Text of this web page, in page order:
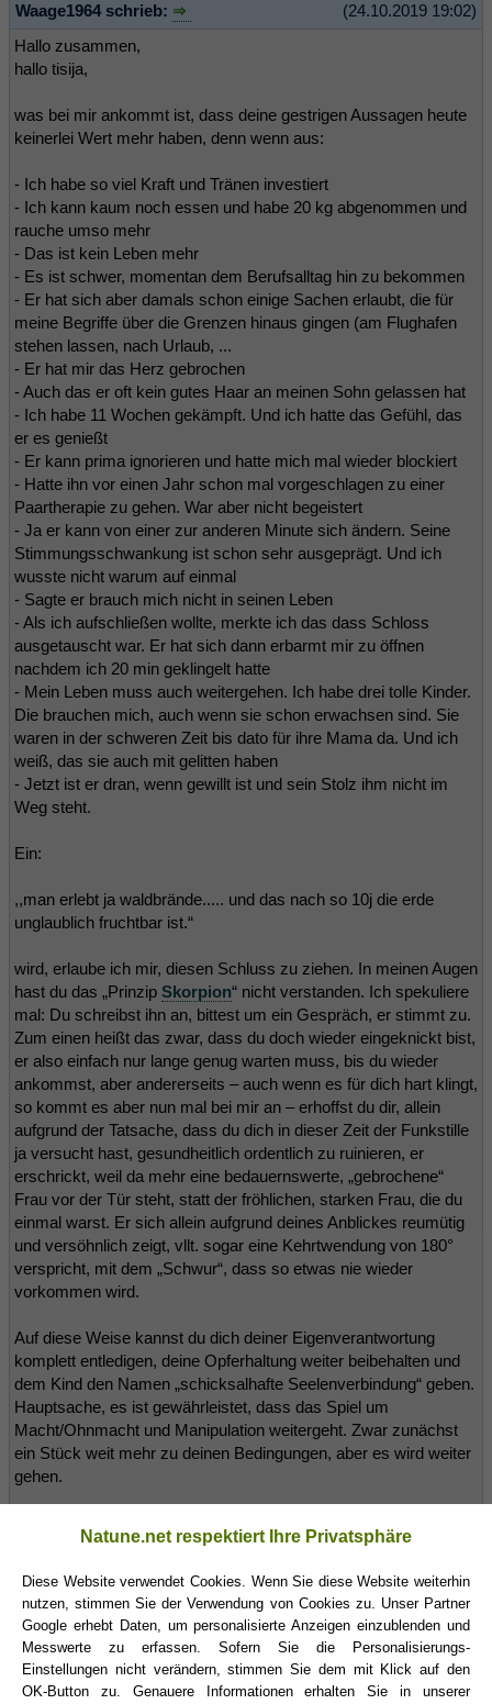
(24.10.2019 19:02)
Waage1964 schrieb:
Hallo zusammen,
hallo tisija,
was bei mir ankommt ist, dass deine gestrigen Aussagen heute
keinerlei Wert mehr haben, denn wenn aus:
- Ich habe so viel Kraft und Tränen investiert
- Ich kann kaum noch essen und habe 20 kg abgenommen und
rauche umso mehr
- Das ist kein Leben mehr
- Es ist schwer, momentan dem Berufsalltag hin zu bekommen
- Er hat sich aber damals schon einige Sachen erlaubt, die für
meine Begriffe über die Grenzen hinaus gingen (am Flughafen
stehen lassen, nach Urlaub, ...
- Er hat mir das Herz gebrochen
- Auch das er oft kein gutes Haar an meinen Sohn gelassen hat
- Ich habe 11 Wochen gekämpft. Und ich hatte das Gefühl, das
er es genießt
- Er kann prima ignorieren und hatte mich mal wieder blockiert
- Hatte ihn vor einen Jahr schon mal vorgeschlagen zu einer
Paartherapie zu gehen. War aber nicht begeistert
- Ja er kann von einer zur anderen Minute sich ändern. Seine
Stimmungsschwankung ist schon sehr ausgeprägt. Und ich
wusste nicht warum auf einmal
- Sagte er brauch mich nicht in seinen Leben
- Als ich aufschließen wollte, merkte ich das dass Schloss
ausgetauscht war. Er hat sich dann erbarmt mir zu öffnen
nachdem ich 20 min geklingelt hatte
- Mein Leben muss auch weitergehen. Ich habe drei tolle Kinder.
Die brauchen mich, auch wenn sie schon erwachsen sind. Sie
waren in der schweren Zeit bis dato für ihre Mama da. Und ich
weiß, das sie auch mit gelitten haben
- Jetzt ist er dran, wenn gewillt ist und sein Stolz ihm nicht im
Weg steht.
Ein:
,,man erlebt ja waldbrände..... und das nach so 10j die erde
unglaublich fruchtbar ist.“
wird, erlaube ich mir, diesen Schluss zu ziehen. In meinen Augen
hast du das „Prinzip Skorpion“ nicht verstanden. Ich spekuliere
mal: Du schreibst ihn an, bittest um ein Gespräch, er stimmt zu.
Zum einen heißt das zwar, dass du doch wieder eingeknickt bist,
er also einfach nur lange genug warten muss, bis du wieder
ankommst, aber andererseits – auch wenn es für dich hart klingt,
so kommt es aber nun mal bei mir an – erhoffst du dir, allein
aufgrund der Tatsache, dass du dich in dieser Zeit der Funkstille
ja versucht hast, gesundheitlich ordentlich zu ruinieren, er
erschrickt, weil da mehr eine bedauernswerte, „gebrochene“
Frau vor der Tür steht, statt der fröhlichen, starken Frau, die du
einmal warst. Er sich allein aufgrund deines Anblickes reumütig
und versöhnlich zeigt, vllt. sogar eine Kehrtwendung von 180°
verspricht, mit dem „Schwur“, dass so etwas nie wieder
vorkommen wird.
Auf diese Weise kannst du dich deiner Eigenverantwortung
komplett entledigen, deine Opferhaltung weiter beibehalten und
dem Kind den Namen „schicksalhafte Seelenverbindung“ geben.
Hauptsache, es ist gewährleistet, dass das Spiel um
Macht/Ohnmacht und Manipulation weitergeht. Zwar zunächst
ein Stück weit mehr zu deinen Bedingungen, aber es wird weiter
gehen.
mutiger macht. Und nicht wenn sie dich zerstört, durchkaut und
Es zeugt von Mut und Stärke sich Hilfe zu holen und nach und
nach den eigenen Seelenkeller aufzuräumen!
Alles Gute für dich!
Natune.net respektiert Ihre Privatsphäre
Diese Website verwendet Cookies. Wenn Sie diese Website weiterhin
nutzen, stimmen Sie der Verwendung von Cookies zu. Unser Partner
Google erhebt Daten, um personalisierte Anzeigen einzublenden und
Messwerte zu erfassen. Sofern Sie die Personalisierungs-
Einstellungen nicht verändern, stimmen Sie dem mit Klick auf den
OK-Button zu. Genauere Informationen erhalten Sie in unserer